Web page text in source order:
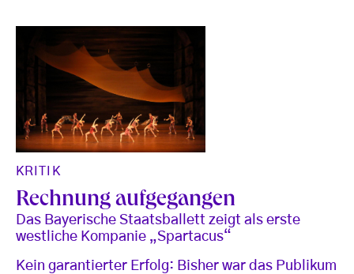
KRITIK
Rechnung aufgegangen
Das Bayerische Staatsballett zeigt als erste
westliche Kompanie „Spartacus“
Kein garantierter Erfolg: Bisher war das Publikum